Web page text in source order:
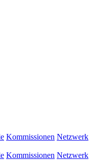
Kommissionen Netzwerk
Kommissionen Netzwerk